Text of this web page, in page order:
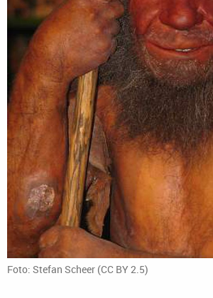
Foto: Stefan Scheer (CC BY 2.5)